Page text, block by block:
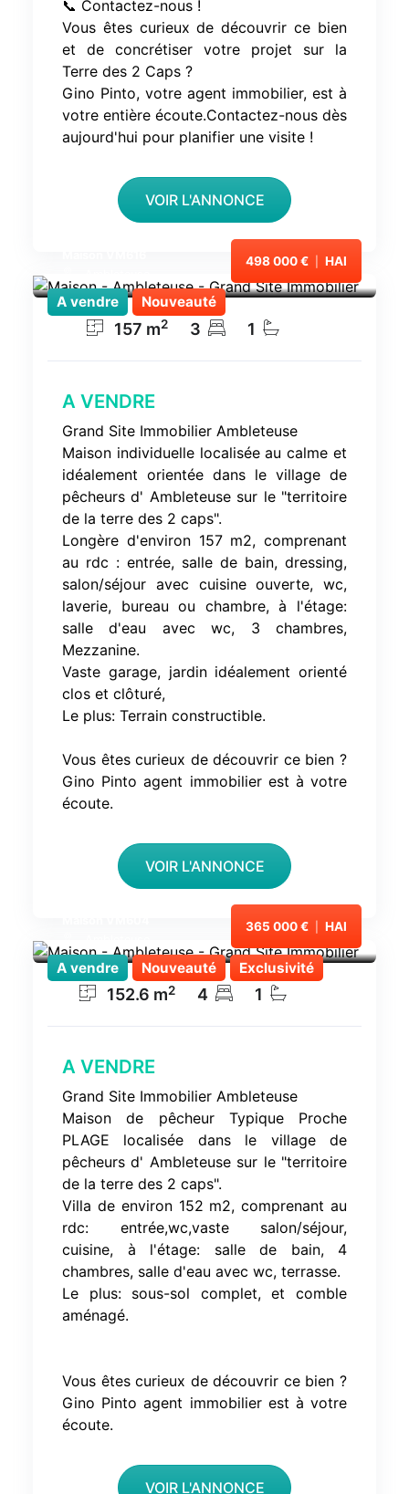
📞 Contactez-nous !
Vous êtes curieux de découvrir ce bien
et de concrétiser votre projet sur la
Terre des 2 Caps ?
Gino Pinto, votre agent immobilier, est à
votre entière écoute.Contactez-nous dès
aujourd'hui pour planifier une visite !
VOIR L'ANNONCE
A vendre Nouveauté
498 000 € HAI
157 m2 3 1
A VENDRE
Grand Site Immobilier Ambleteuse
Maison individuelle localisée au calme et
idéalement orientée dans le village de
pêcheurs d' Ambleteuse sur le "territoire
de la terre des 2 caps".
Longère d'environ 157 m2, comprenant
au rdc : entrée, salle de bain, dressing,
salon/séjour avec cuisine ouverte, wc,
laverie, bureau ou chambre, à l'étage:
salle d'eau avec wc, 3 chambres,
Mezzanine.
Vaste garage, jardin idéalement orienté
clos et clôturé,
Le plus: Terrain constructible.
Vous êtes curieux de découvrir ce bien ?
Gino Pinto agent immobilier est à votre
écoute.
VOIR L'ANNONCE
A vendre Nouveauté Exclusivité
365 000 € HAI
152.6 m2 4 1
A VENDRE
Grand Site Immobilier Ambleteuse
Maison de pêcheur Typique Proche
PLAGE localisée dans le village de
pêcheurs d' Ambleteuse sur le "territoire
de la terre des 2 caps".
Villa de environ 152 m2, comprenant au
rdc: entrée,wc,vaste salon/séjour,
cuisine, à l'étage: salle de bain, 4
chambres, salle d'eau avec wc, terrasse.
Le plus: sous-sol complet, et comble
aménagé.
Vous êtes curieux de découvrir ce bien ?
Gino Pinto agent immobilier est à votre
écoute.
VOIR L'ANNONCE